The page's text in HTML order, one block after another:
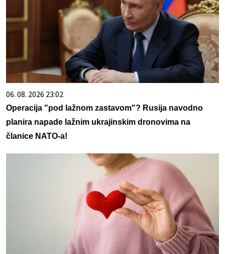
06. 08. 2026 23:02
Operacija "pod lažnom zastavom"? Rusija navodno
planira napade lažnim ukrajinskim dronovima na
članice NATO-a!